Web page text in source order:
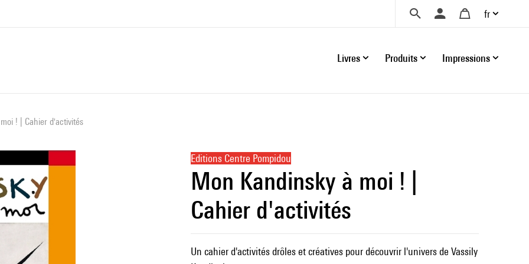
fr
Livres Produits Impressions
! | Cahier d'activités
Editions Centre Pompidou
Mon Kandinsky à moi ! |
Cahier d'activités
Un cahier d'activités drôles et créatives pour découvrir l'univers de Vassily